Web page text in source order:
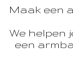
Maak een
We helpen
een